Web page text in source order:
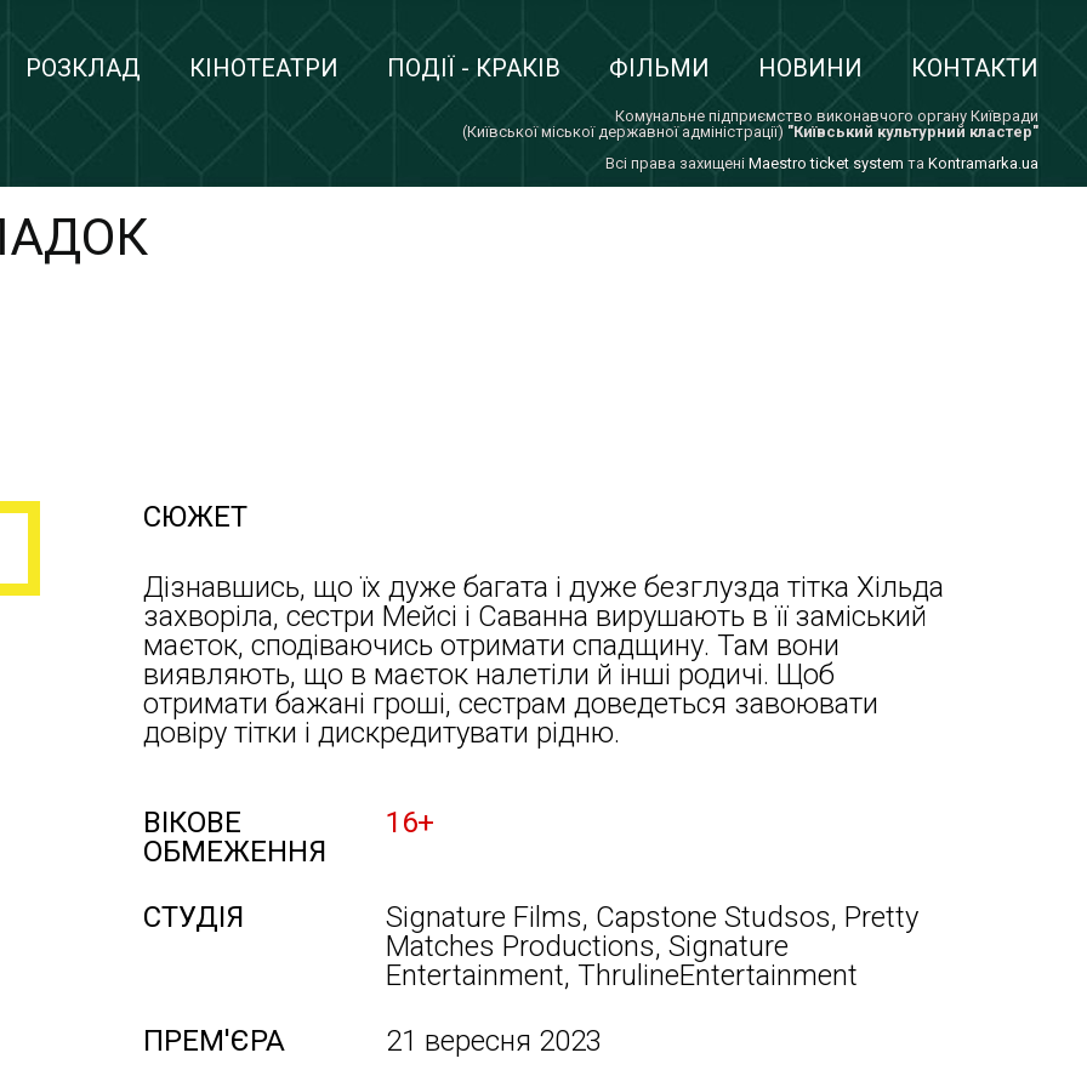
РОЗКЛАД КІНОТЕАТРИ ПОДІЇ - КРАКІВ ФІЛЬМИ НОВИНИ КОНТАКТИ
Комунальне підприємство виконавчого органу Київради
(Київської міської державної адміністрації) "Київський культурний кластер"
Всi права захищенi Maestro ticket system та Kontramarka.ua
СЮЖЕТ
Дізнавшись, що їх дуже багата і дуже безглузда тітка Хільда
захворіла, сестри Мейсі і Саванна вирушають в її заміський
маєток, сподіваючись отримати спадщину. Там вони
виявляють, що в маєток налетіли й інші родичі. Щоб
отримати бажані гроші, сестрам доведеться завоювати
довіру тітки і дискредитувати рідню.
ВІКОВЕ
ОБМЕЖЕННЯ
16+
СТУДІЯ
Signature Films, Capstone Studsos, Pretty
Matches Productions, Signature
Entertainment, ThrulineEntertainment
ПРЕМ'ЄРА
21 вересня 2023